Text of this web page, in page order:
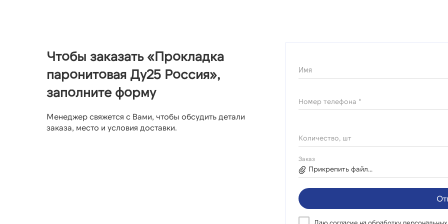
Чтобы заказать «Прокладка
паронитовая Ду25 Россия»,
заполните форму
Менеджер свяжется с Вами, чтобы обсудить детали
заказа, место и условия доставки.
Имя
Номер телефона *
Количество, шт
Заказ
Прикрепить файл...